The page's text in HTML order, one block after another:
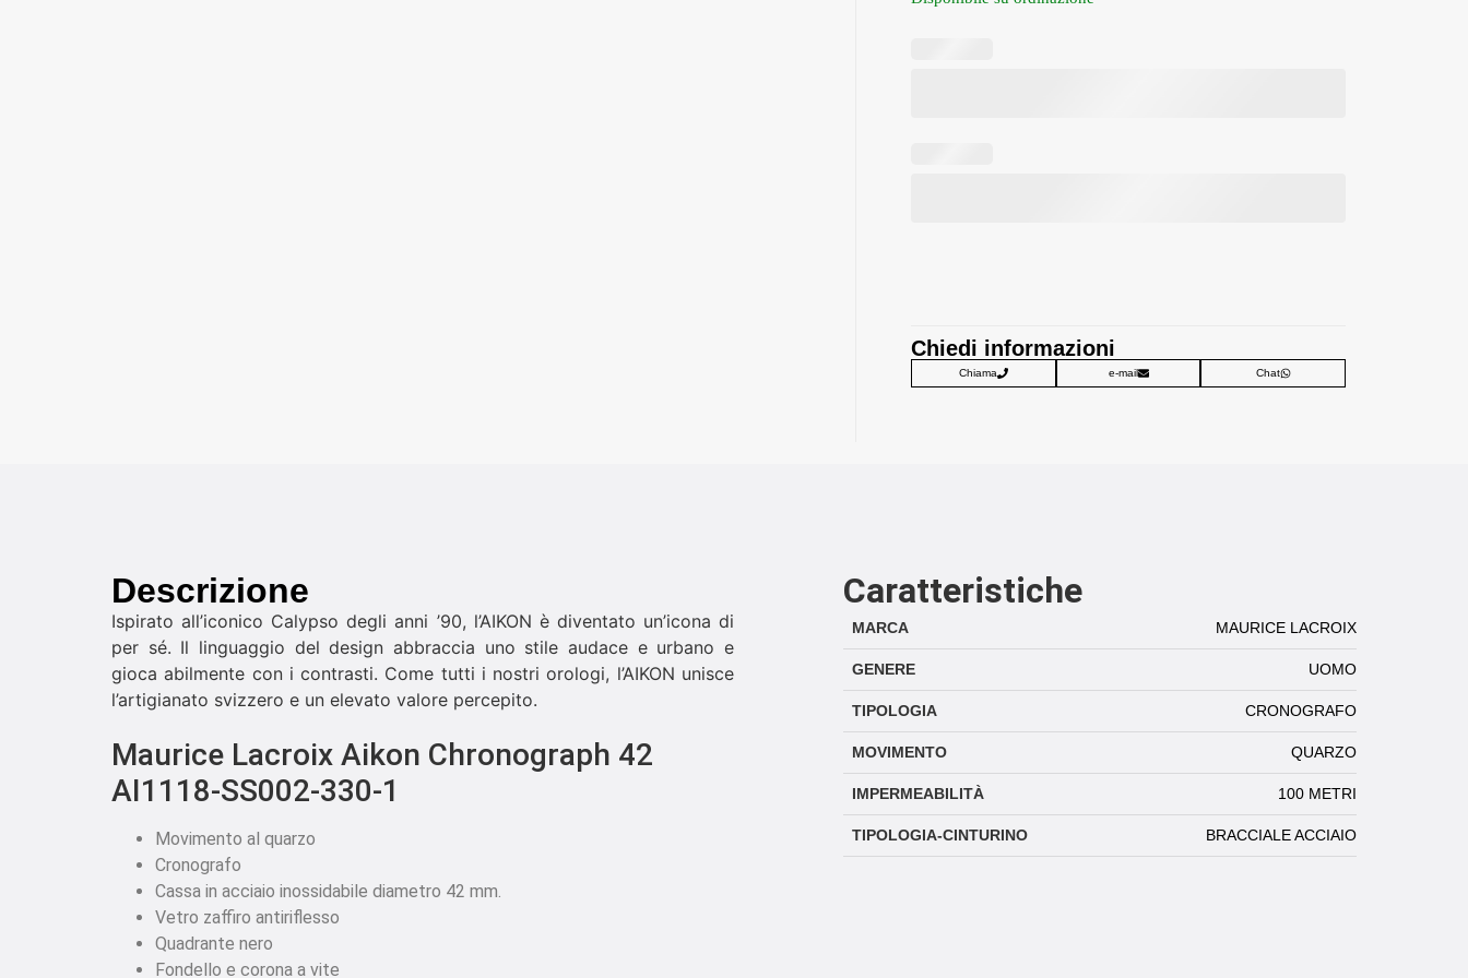
Chiedi informazioni
Chiama e-mail Chat
Descrizione
Ispirato all’iconico Calypso degli anni ’90, l’AIKON è diventato un’icona di
per sé. Il linguaggio del design abbraccia uno stile audace e urbano e
gioca abilmente con i contrasti. Come tutti i nostri orologi, l’AIKON unisce
l’artigianato svizzero e un elevato valore percepito.
Maurice Lacroix Aikon Chronograph 42
AI1118-SS002-330-1
Movimento al quarzo
Cronografo
Cassa in acciaio inossidabile diametro 42 mm.
Vetro zaffiro antiriflesso
Quadrante nero
Fondello e corona a vite
Caratteristiche
MARCA MAURICE LACROIX
GENERE UOMO
TIPOLOGIA CRONOGRAFO
MOVIMENTO QUARZO
IMPERMEABILITÀ 100 METRI
TIPOLOGIA-CINTURINO BRACCIALE ACCIAIO